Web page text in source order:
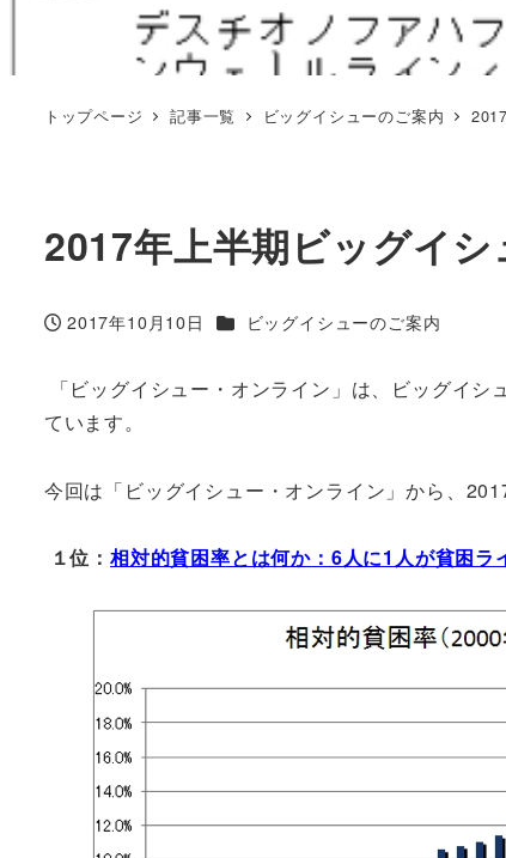
トップページ 記事一覧 ビッグイシューのご案内
2017年上半期ビッグイ
投稿日
2017年10月10日 カテゴリー
ビッグイシューのご案内
「ビッグイシュー・オンライン」は、ビッグイ
ています。
今回は「ビッグイシュー・オンライン」から、
１位：相対的貧困率とは何か：6人に1人が貧困ラ